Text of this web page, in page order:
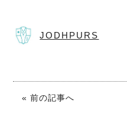
JODHPURS
« 前の記事へ